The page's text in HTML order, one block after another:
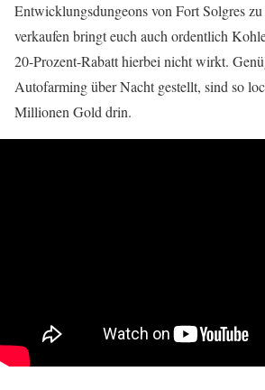
Entwicklungsdungeons von Fort Solgres
verkaufen bringt euch auch ordentlich
20-Prozent-Rabatt hierbei nicht wirkt.
Autofarming über Nacht gestellt, sind so
Millionen Gold drin.